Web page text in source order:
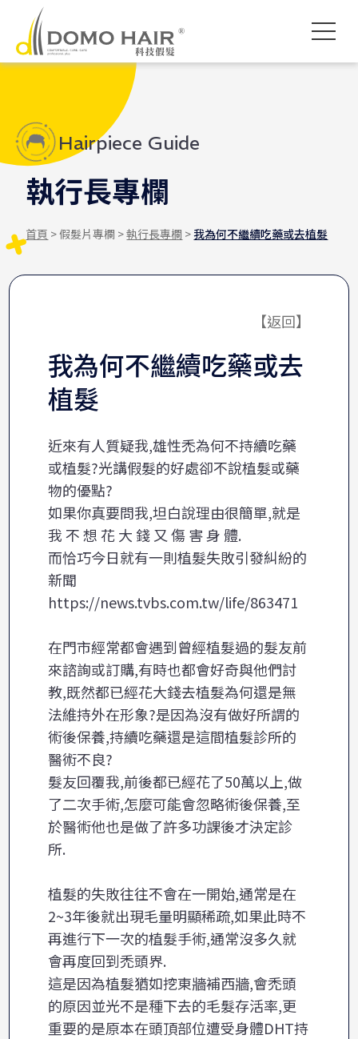
Hairpiece Guide
執行長專欄
首頁 > 假髮片專欄 >執行長專欄 >我為何不繼續吃藥或去植髮
【返回】
我為何不繼續吃藥或去
植髮
近來有人質疑我,雄性禿為何不持續吃藥
或植髮?光講假髮的好處卻不說植髮或藥
物的優點?
如果你真要問我,坦白說理由很簡單,就是
我 不 想 花 大 錢 又 傷 害 身 體.
而恰巧今日就有一則植髮失敗引發糾紛的
新聞
https://news.tvbs.com.tw/life/863471
在門市經常都會遇到曾經植髮過的髮友前
來諮詢或訂購,有時也都會好奇與他們討
教,既然都已經花大錢去植髮為何還是無
法維持外在形象?是因為沒有做好所謂的
術後保養,持續吃藥還是這間植髮診所的
醫術不良?
髮友回覆我,前後都已經花了50萬以上,做
了二次手術,怎麼可能會忽略術後保養,至
於醫術他也是做了許多功課後才決定診
所.
植髮的失敗往往不會在一開始,通常是在
2~3年後就出現毛量明顯稀疏,如果此時不
再進行下一次的植髮手術,通常沒多久就
會再度回到禿頭界.
這是因為植髮猶如挖東牆補西牆,會禿頭
的原因並光不是種下去的毛髮存活率,更
重要的是原本在頭頂部位遭受身體DHT持